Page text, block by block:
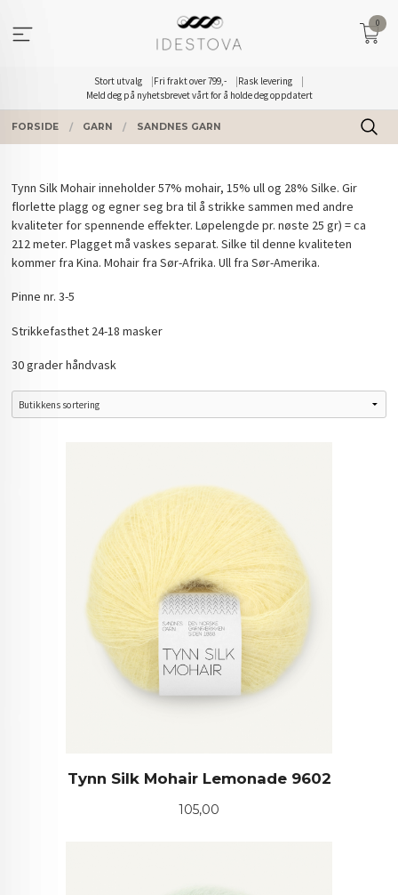
innholdet
Stort utvalg Fri frakt over 799,-
Rask levering
Meld deg på nyhetsbrevet vårt for å holde deg oppdatert
0
FORSIDE GARN SANDNES GARN
Tynn Silk Mohair inneholder 57% mohair, 15% ull og 28% Silke. Gir
florlette plagg og egner seg bra til å strikke sammen med andre
kvaliteter for spennende effekter. Løpelengde pr. nøste 25 gr) = ca
212 meter. Plagget må vaskes separat. Silke til denne kvaliteten
kommer fra Kina. Mohair fra Sør-Afrika. Ull fra Sør-Amerika.
Pinne nr. 3-5
Strikkefasthet 24-18 masker
30 grader håndvask
Tynn Silk Mohair Lemonade 9602
Pris
105,00